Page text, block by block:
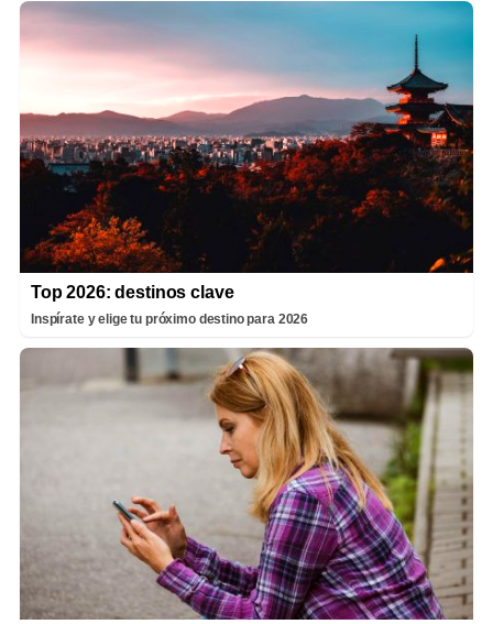
Top 2026: destinos clave
Inspírate y elige tu próximo destino para 2026